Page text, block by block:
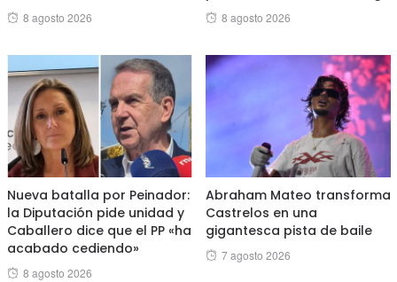
Posted
8 agosto 2026
Posted
8 agosto 2026
Nueva batalla por Peinador:
la Diputación pide unidad y
Caballero dice que el PP «ha
acabado cediendo»
Posted
8 agosto 2026
Abraham Mateo transforma
Castrelos en una
gigantesca pista de baile
Posted
7 agosto 2026